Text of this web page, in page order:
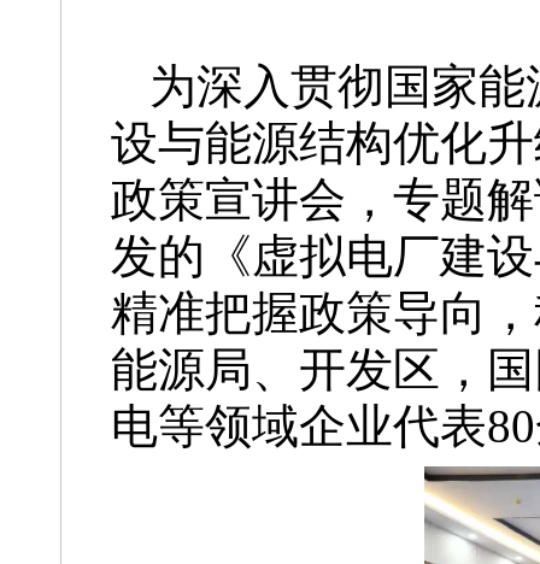
为深入贯彻国家
设与能源结构优化
政策宣讲会，专题
发的《虚拟电厂建
精准把握政策导向
能源局、开发区，
电等领域企业代表